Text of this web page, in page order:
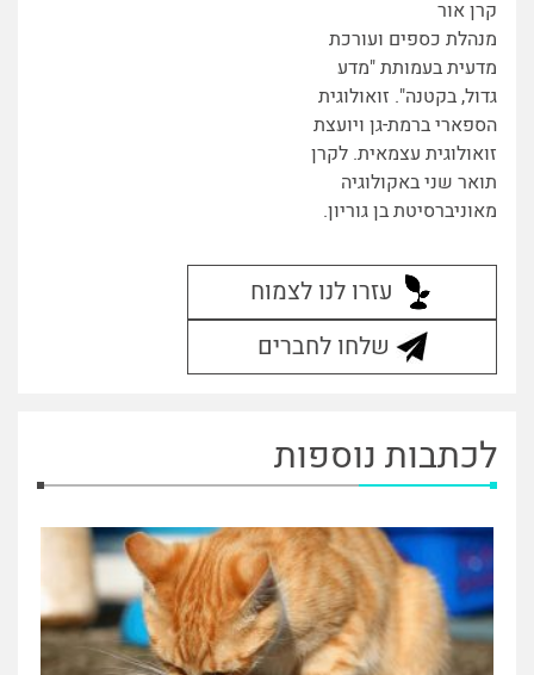
קרן אור
מנהלת כספים ועורכת
מדעית בעמותת "מדע
גדול, בקטנה". זואולוגית
הספארי ברמת-גן ויועצת
זואולוגית עצמאית. לקרן
תואר שני באקולוגיה
מאוניברסיטת בן גוריון.
עזרו לנו לצמוח
שלחו לחברים
לכתבות נוספות